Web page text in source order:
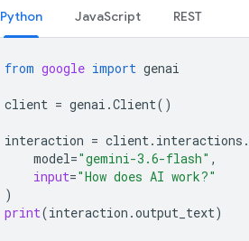
Python JavaScript REST
from google import genai
client = genai .Client()
interaction = client. interactions .
model="gemini-3.6-flash" ,
input="How does AI work?"
)
print(interaction .output_text)